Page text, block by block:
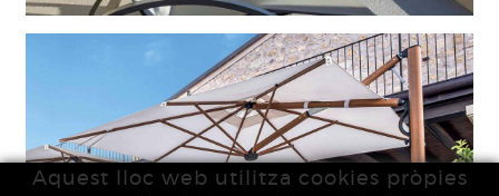
Aquest lloc web utilitza cookies pròpies